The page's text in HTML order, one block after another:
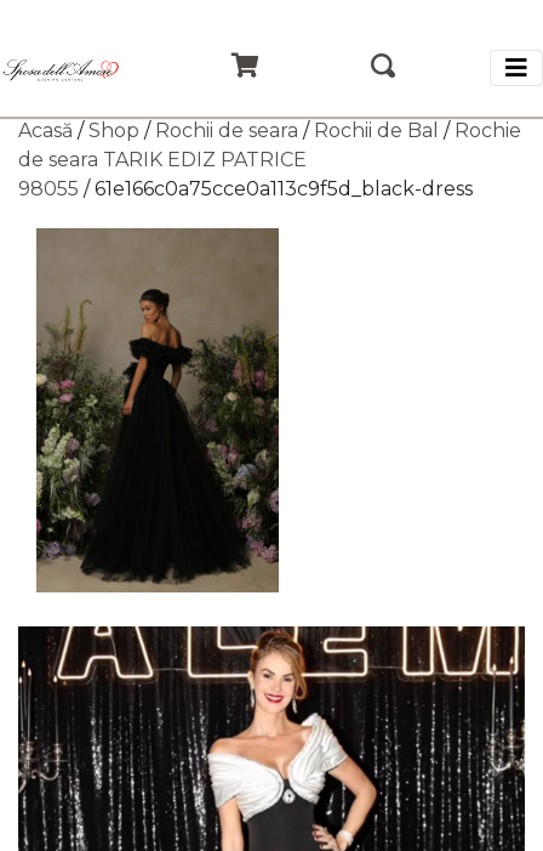
Acasă /Shop / Rochii de seara / Rochii de Bal / Rochie
de seara TARIK EDIZ PATRICE
98055 / 61e166c0a75cce0a113c9f5d_black-dress